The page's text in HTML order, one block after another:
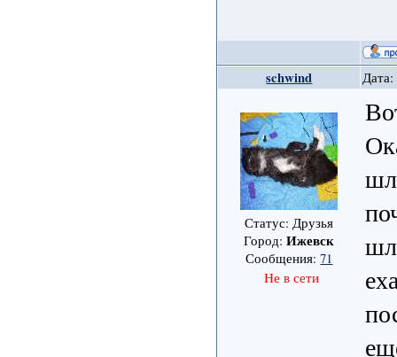
schwind
Статус: Друзья
Город:Ижевск
Сообщения:71
Не в сети